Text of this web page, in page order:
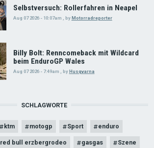
Selbstversuch: Rollerfahren in Neapel
Aug 07 2026 - 10:07am byMotorradreporter
Billy Bolt: Renncomeback mit Wildcard
beim EnduroGP Wales
Aug 07 2026 - 7:49am byHusqvarna
SCHLAGWORTE
ktm motogp Sport enduro
red bull erzbergrodeo gasgas Szene